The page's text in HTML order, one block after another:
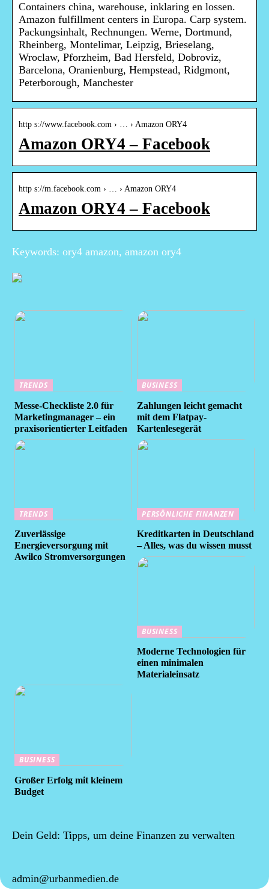
Containers china, warehouse, inklaring en lossen.
Amazon fulfillment centers in Europa. Carp system.
Packungsinhalt, Rechnungen. Werne, Dortmund,
Rheinberg, Montelimar, Leipzig, Brieselang,
Wroclaw, Pforzheim, Bad Hersfeld, Dobroviz,
Barcelona, Oranienburg, Hempstead, Ridgmont,
Peterborough, Manchester
http s://www.facebook.com › … › Amazon ORY4
Amazon ORY4 – Facebook
http s://m.facebook.com › … › Amazon ORY4
Amazon ORY4 – Facebook
Keywords: ory4 amazon, amazon ory4
TRENDS
Messe-Checkliste 2.0 für
Marketingmanager – ein
praxisorientierter Leitfaden
BUSINESS
Zahlungen leicht gemacht
mit dem Flatpay-
Kartenlesegerät
TRENDS
Zuverlässige
Energieversorgung mit
Awilco Stromversorgungen
PERSÖNLICHE FINANZEN
Kreditkarten in Deutschland
– Alles, was du wissen musst
BUSINESS
Moderne Technologien für
einen minimalen
Materialeinsatz
BUSINESS
Großer Erfolg mit kleinem
Budget
Dein Geld: Tipps, um deine Finanzen zu verwalten
admin@urbanmedien.de